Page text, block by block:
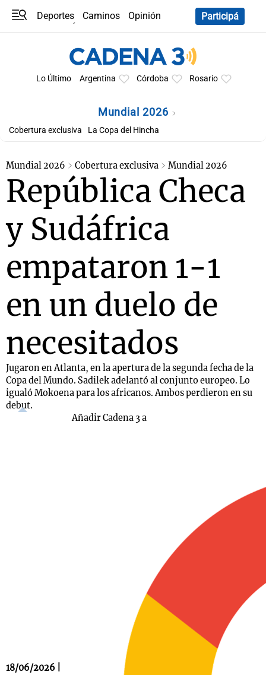
Deportes Caminos
Opinión
Participá
Lo Último Argentina Córdoba Rosario
Mundial 2026
Cobertura exclusiva La Copa del Hincha
Mundial 2026 Cobertura exclusiva Mundial 2026
República Checa
y Sudáfrica
empataron 1-1
en un duelo de
necesitados
Jugaron en Atlanta, en la apertura de la segunda fecha de la
Copa del Mundo. Sadilek adelantó al conjunto europeo. Lo
igualó Mokoena para los africanos. Ambos perdieron en su
debut.
18/06/2026 |
Añadir Cadena 3 a
La Sole en
Cadena 3